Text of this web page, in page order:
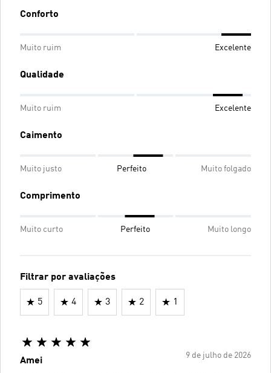
Conforto
Muito ruim Excelente
Qualidade
Muito ruim Excelente
Caimento
Muito justo Perfeito Muito folgado
Comprimento
Muito curto Perfeito Muito longo
Filtrar por avaliações
5 4 3 2 1
9 de julho de 2026
Amei